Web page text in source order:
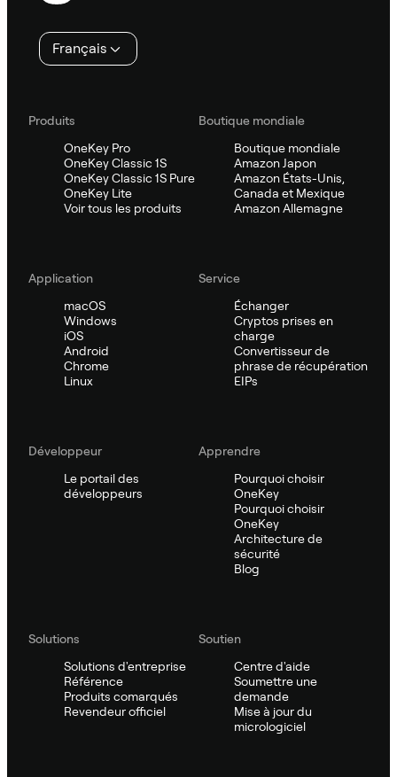
page
Français
Produits
OneKey Pro
OneKey Classic 1S
OneKey Classic 1S Pure
OneKey Lite
Voir tous les produits
Boutique mondiale
Boutique mondiale
Amazon Japon
Amazon États-Unis,
Canada et Mexique
Amazon Allemagne
Application
macOS
Windows
iOS
Android
Chrome
Linux
Service
Échanger
Cryptos prises en
charge
Convertisseur de
phrase de récupération
EIPs
Développeur
Le portail des
développeurs
Apprendre
Pourquoi choisir
OneKey
Pourquoi choisir
OneKey
Architecture de
sécurité
Blog
Solutions
Solutions d'entreprise
Référence
Produits comarqués
Revendeur officiel
Soutien
Centre d'aide
Soumettre une
demande
Mise à jour du
micrologiciel